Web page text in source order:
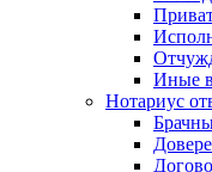
Иные
Нотариус